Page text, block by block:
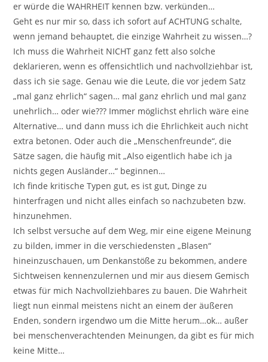
er würde die WAHRHEIT kennen bzw. verkünden…
Geht es nur mir so, dass ich sofort auf ACHTUNG schalte,
wenn jemand behauptet, die einzige Wahrheit zu wissen…?
Ich muss die Wahrheit NICHT ganz fett also solche
deklarieren, wenn es offensichtlich und nachvollziehbar ist,
dass ich sie sage. Genau wie die Leute, die vor jedem Satz
„mal ganz ehrlich“ sagen… mal ganz ehrlich und mal ganz
unehrlich… oder wie??? Immer möglichst ehrlich wäre eine
Alternative… und dann muss ich die Ehrlichkeit auch nicht
extra betonen. Oder auch die „Menschenfreunde“, die
Sätze sagen, die häufig mit „Also eigentlich habe ich ja
nichts gegen Ausländer…“ beginnen…
Ich finde kritische Typen gut, es ist gut, Dinge zu
hinterfragen und nicht alles einfach so nachzubeten bzw.
hinzunehmen.
Ich selbst versuche auf dem Weg, mir eine eigene Meinung
zu bilden, immer in die verschiedensten „Blasen“
hineinzuschauen, um Denkanstöße zu bekommen, andere
Sichtweisen kennenzulernen und mir aus diesem Gemisch
etwas für mich Nachvollziehbares zu bauen. Die Wahrheit
liegt nun einmal meistens nicht an einem der äußeren
Enden, sondern irgendwo um die Mitte herum…ok… außer
bei menschenverachtenden Meinungen, da gibt es für mich
keine Mitte…